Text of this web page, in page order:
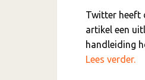
Twitter heeft
artikel een
handleiding
Lees verder.